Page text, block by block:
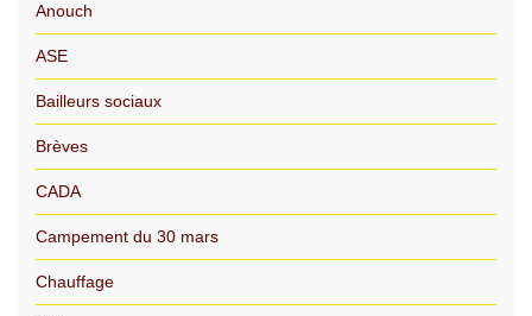
Anouch
ASE
Bailleurs sociaux
Brèves
CADA
Campement du 30 mars
Chauffage